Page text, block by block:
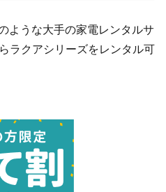
ような大手の家電レンタルサ
ラクアシリーズをレンタル可